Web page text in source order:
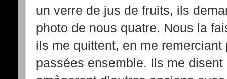
un verre de jus de fruits, ils
photo de nous quatre. Nous la
ils me quittent, en me
passées ensemble. Ils me disent